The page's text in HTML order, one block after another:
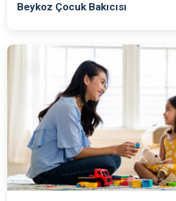
Beykoz Çocuk Bakıcısı